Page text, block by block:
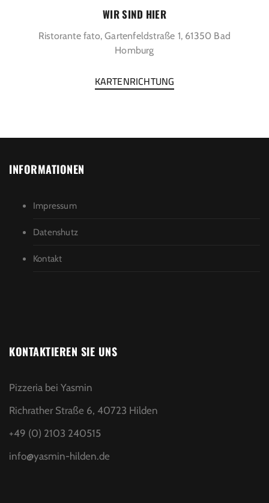
WIR SIND HIER
Ristorante fato, Gartenfeldstraße 1, 61350 Bad
Homburg
KARTENRICHTUNG
INFORMATIONEN
Impressum
Datenshutz
Kontakt
KONTAKTIEREN SIE UNS
Pizzeria bei Yasmin
Richrather Straße 6, 40723 Hilden
+49 (0) 2103 240515
info@yasmin-hilden.de